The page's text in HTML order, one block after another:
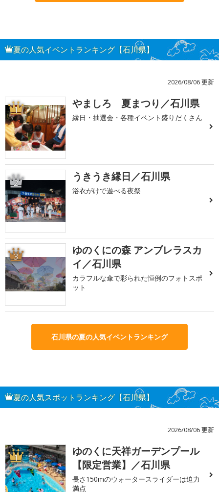
夏の人気イベントランキング【石川県】
2026/08/06 更新
1 やましろ 夏まつり／石川県
縁日・抽選会・各種イベント盛りだくさん
2 うきうき縁日／石川県
浴衣がけで遊べる夜祭
3
ゆのくにの森 アンブレラスカ
イ／石川県
カラフルな傘で彩られた恒例のフォトスポ
ット
石川県の夏の人気イベントランキング
夏の人気スポットランキング【石川県】
2026/08/06 更新
1
ゆのくに天祥ガーデンプール
【限定営業】／石川県
長さ150mのウォータースライダーは迫力
満点